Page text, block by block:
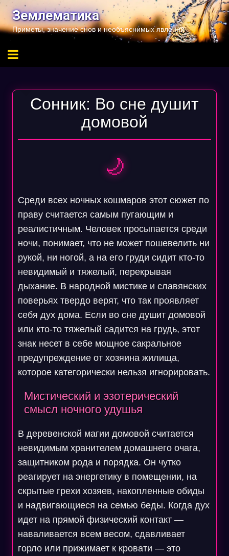
Перейти
содержимому
Землематика
Приметы, значение снов и необъяснимых явлений
Сонник: Во сне душит
домовой
🌙
Среди всех ночных кошмаров этот сюжет по
праву считается самым пугающим и
реалистичным. Человек просыпается среди
ночи, понимает, что не может пошевелить ни
рукой, ни ногой, а на его груди сидит кто-то
невидимый и тяжелый, перекрывая
дыхание. В народной мистике и славянских
поверьях твердо верят, что так проявляет
себя дух дома. Если во сне душит домовой
или кто-то тяжелый садится на грудь, этот
знак несет в себе мощное сакральное
предупреждение от хозяина жилища,
которое категорически нельзя игнорировать.
Мистический и эзотерический
смысл ночного удушья
В деревенской магии домовой считается
невидимым хранителем домашнего очага,
защитником рода и порядка. Он чутко
реагирует на энергетику в помещении, на
скрытые грехи хозяев, накопленные обиды
и надвигающиеся на семью беды. Когда дух
идет на прямой физический контакт —
наваливается всем весом, сдавливает
горло или прижимает к кровати — это